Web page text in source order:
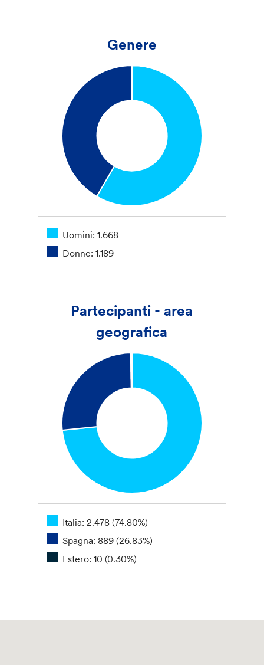
Genere
Uomini: 1.668
Donne: 1.189
Partecipanti - area
geografica
Italia: 2.478 (74.80%)
Spagna: 889 (26.83%)
Estero: 10 (0.30%)